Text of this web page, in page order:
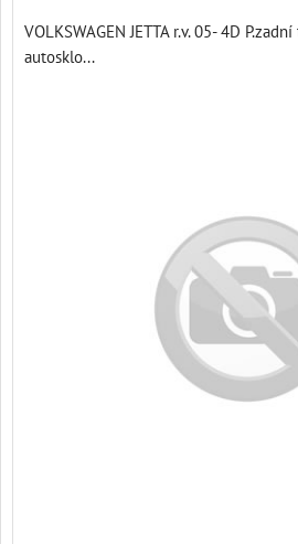
VOLKSWAGEN JETTA r.v. 05- 4D
autosklo...